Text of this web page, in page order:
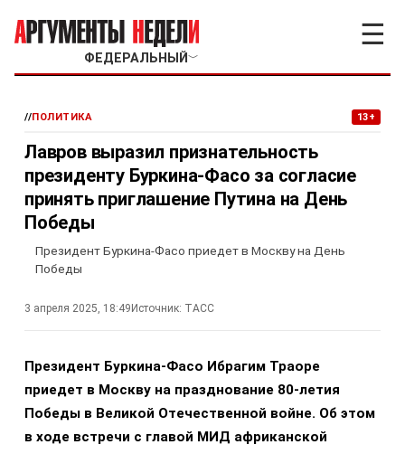
ФЕДЕРАЛЬНЫЙ ﹀
☰
//ПОЛИТИКА 13+
Лавров выразил признательность
президенту Буркина-Фасо за согласие
принять приглашение Путина на День
Победы
Президент Буркина-Фасо приедет в Москву на День
Победы
3 апреля 2025, 18:49 Источник: ТАСС
Президент Буркина-Фасо Ибрагим Траоре
приедет в Москву на празднование 80-летия
Победы в Великой Отечественной войне. Об этом
в ходе встречи с главой МИД африканской